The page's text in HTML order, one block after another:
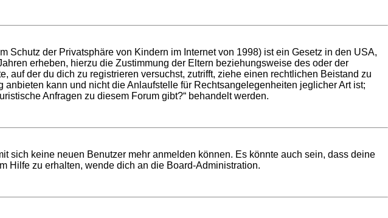
Schutz der Privatsphäre von Kindern im Internet von 1998) ist ein Gesetz in den USA,
erheben, hierzu die Zustimmung der Eltern beziehungsweise des oder der
der du dich zu registrieren versuchst, zutrifft, ziehe einen rechtlichen Beistand zu
kann und nicht die Anlaufstelle für Rechtsangelegenheiten jeglicher Art ist;
Anfragen zu diesem Forum gibt?“ behandelt werden.
sich keine neuen Benutzer mehr anmelden können. Es könnte auch sein, dass deine
Hilfe zu erhalten, wende dich an die Board-Administration.